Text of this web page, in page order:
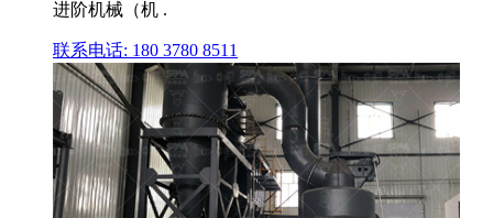
进阶机械（机 .
联系电话: 180 3780 8511